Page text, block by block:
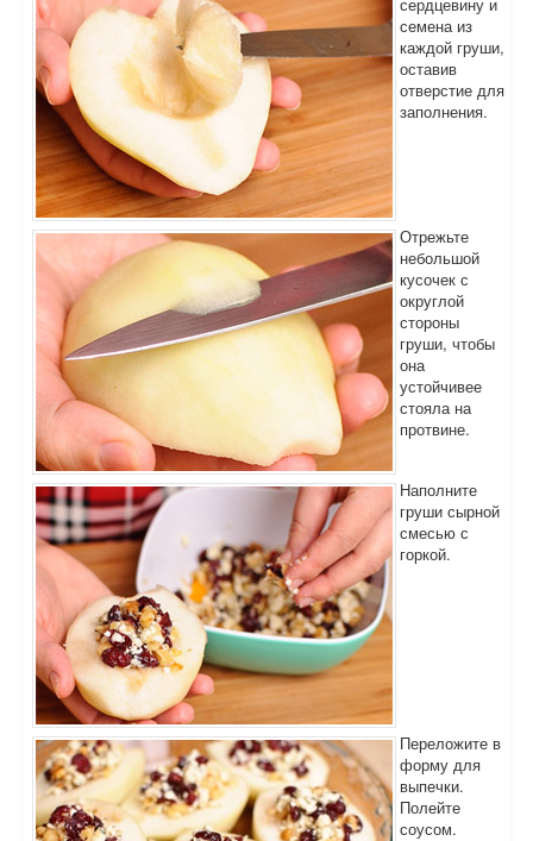
семена из
каждой груши,
оставив
отверстие для
заполнения.
Отрежьте
небольшой
кусочек с
округлой
стороны
груши, чтобы
она
устойчивее
стояла на
протвине.
Наполните
груши сырной
смесью с
горкой.
Переложите в
форму для
выпечки.
Полейте
соусом.